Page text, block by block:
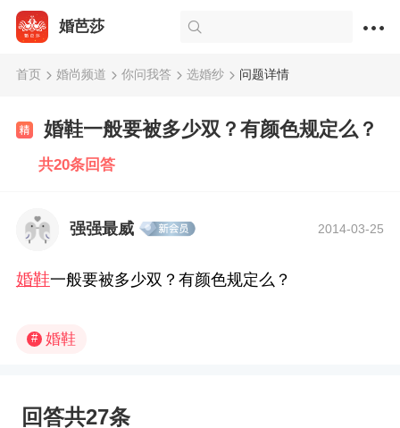
婚芭莎
首页 婚尚频道 你问我答 选婚纱 问题详情
婚鞋一般要被多少双？有颜色规定么？
共20条回答
强强最威 2014-03-25
婚鞋一般要被多少双？有颜色规定么？
# 婚鞋
回答共27条